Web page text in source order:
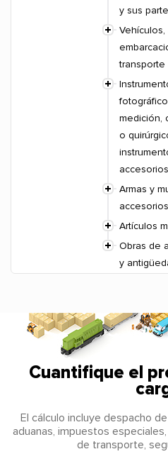
y sus
transporte
medición,
o
accesorios
Armas y
accesorios
Artículos
Obras de
y
Cuantifique el
El cálculo incluye despacho
aduanas, impuestos
de transporte,